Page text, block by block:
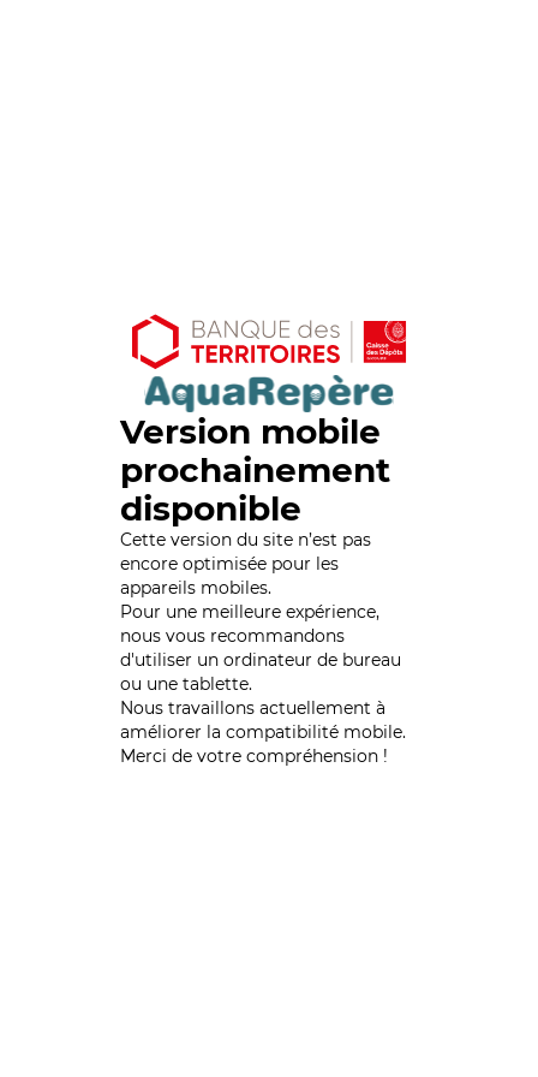
Version mobile
prochainement
disponible
Cette version du site n’est pas
encore optimisée pour les
appareils mobiles.
Pour une meilleure expérience,
nous vous recommandons
d'utiliser un ordinateur de bureau
ou une tablette.
Nous travaillons actuellement à
améliorer la compatibilité mobile.
Merci de votre compréhension !